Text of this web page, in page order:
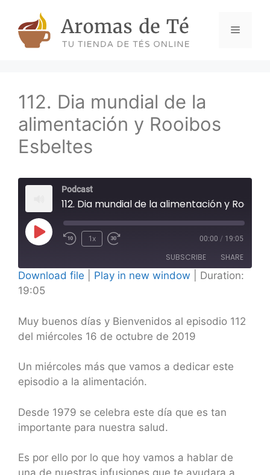
content
Menu
112. Dia mundial de la
alimentación y Rooibos
Esbeltes
Podcast
Play
1x 00:00 / 19:05
SUBSCRIBE SHARE
SHARE
LINK
Download file Play in new window
Duration:
19:05
Muy buenos días y Bienvenidos al episodio 112
del miércoles 16 de octubre de 2019
Un miércoles más que vamos a dedicar este
episodio a la alimentación.
Desde 1979 se celebra este día que es tan
importante para nuestra salud.
Es por ello por lo que hoy vamos a hablar de
una de nuestras infusiones que te ayudara a